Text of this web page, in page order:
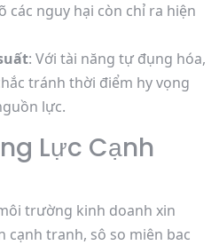
các nguy hại còn chỉ ra hiện
: Với tài năng tự đụng hóa,
tránh thời điểm hy vọng
lực.
Lực Cạnh
trường kinh doanh xin
cạnh tranh, sô so miên bac